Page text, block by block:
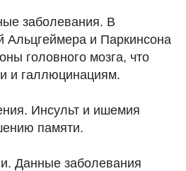
заболевания. В
Альцгеймера и Паркинсона
головного мозга, что
и галлюцинациям.
Инсульт и ишемия
памяти.
Данные заболевания